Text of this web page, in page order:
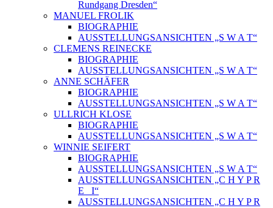
Rundgang Dresden“
MANUEL FROLIK
BIOGRAPHIE
AUSSTELLUNGSANSICHTEN „S W A T“
CLEMENS REINECKE
BIOGRAPHIE
AUSSTELLUNGSANSICHTEN „S W A T“
ANNE SCHÄFER
BIOGRAPHIE
AUSSTELLUNGSANSICHTEN „S W A T“
ULLRICH KLOSE
BIOGRAPHIE
AUSSTELLUNGSANSICHTEN „S W A T“
WINNIE SEIFERT
BIOGRAPHIE
AUSSTELLUNGSANSICHTEN „S W A T“
AUSSTELLUNGSANSICHTEN „C H Y P R
E_ I“
AUSSTELLUNGSANSICHTEN „C H Y P R